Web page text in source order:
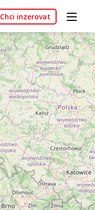
Chci inzerovat